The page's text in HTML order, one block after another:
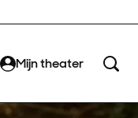
Mijn theater